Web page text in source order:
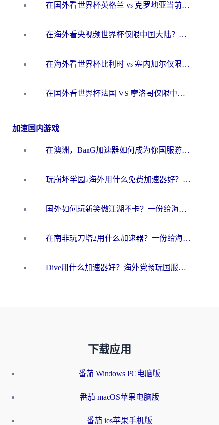
在国外看世界杯英格兰 vs 克罗地亚当前地区不可播放？这篇指南帮你搞定所有海外观赛难题
在海外看央视频世界杯仅限中国大陆？这篇指南帮你解锁中文解说+无卡顿直播
在海外看世界杯比利时 vs 塞内加尔仅限中国大陆？我找到了最流畅的中文解说之路
在国外看世界杯法国 VS 摩洛哥仅限中国大陆？海外党这样看中文解说赛事不卡顿
加速国内游戏
在澳洲，BanG加速器如何成为你国服游戏的“时光机”？
玩崩坏学园2海外用什么免费加速器好？2026海外党亲测国服游戏加速指南
国外如何玩新笑傲江湖不卡？一份给海外游子的终极网络指南
在南非玩刀塔2用什么加速器？一份给海外游子的终极生存指南
Dive用什么加速器好？海外党畅玩国服游戏的终极避坑指南
下载应用
番茄 Windows PC电脑版
番茄 macOS苹果电脑版
番茄 ios苹果手机版